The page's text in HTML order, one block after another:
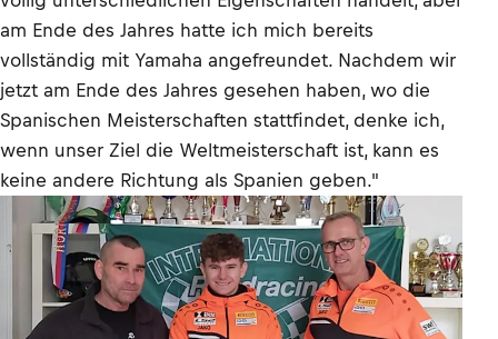
am Ende des Jahres hatte ich mich bereits
vollständig mit Yamaha angefreundet. Nachdem wir
jetzt am Ende des Jahres gesehen haben, wo die
Spanischen Meisterschaften stattfindet, denke ich,
wenn unser Ziel die Weltmeisterschaft ist, kann es
keine andere Richtung als Spanien geben."